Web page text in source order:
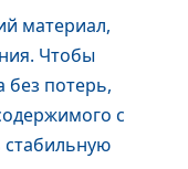
материал,
Чтобы
без потерь,
с